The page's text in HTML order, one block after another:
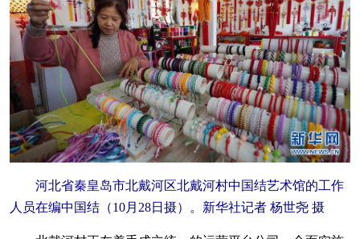
河北省秦皇岛市北戴河区北戴河村中国结艺术馆的工作
人员在编中国结（10月28日摄）。新华社记者 杨世尧 摄